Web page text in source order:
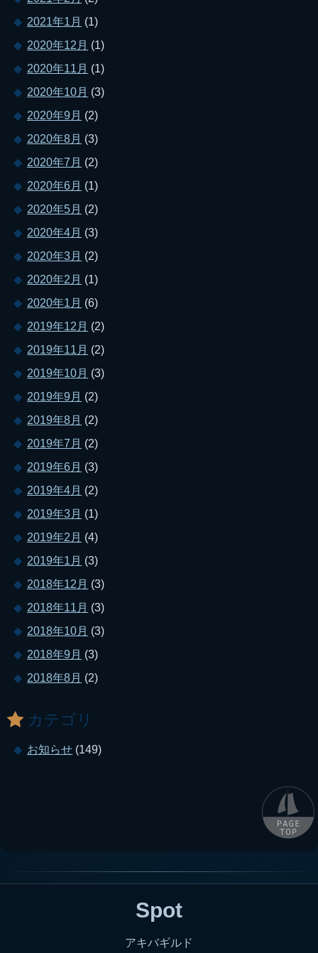
2021年1月 (1)
2020年12月 (1)
2020年11月 (1)
2020年10月 (3)
2020年9月 (2)
2020年8月 (3)
2020年7月 (2)
2020年6月 (1)
2020年5月 (2)
2020年4月 (3)
2020年3月 (2)
2020年2月 (1)
2020年1月 (6)
2019年12月 (2)
2019年11月 (2)
2019年10月 (3)
2019年9月 (2)
2019年8月 (2)
2019年7月 (2)
2019年6月 (3)
2019年4月 (2)
2019年3月 (1)
2019年2月 (4)
2019年1月 (3)
2018年12月 (3)
2018年11月 (3)
2018年10月 (3)
2018年9月 (3)
2018年8月 (2)
カテゴリ
お知らせ (149)
Spot
アキバギルド